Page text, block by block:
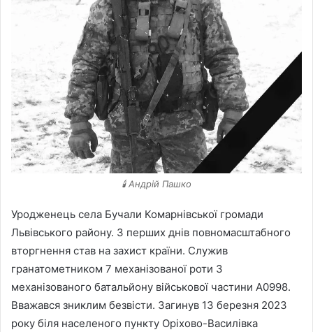
🕯️ Андрій Пашко
Уродженець села Бучали Комарнівської громади
Львівського району. З перших днів повномасштабного
вторгнення став на захист країни. Служив
гранатометником 7 механізованої роти 3
механізованого батальйону військової частини А0998.
Вважався зниклим безвісти. Загинув 13 березня 2023
року біля населеного пункту Оріхово-Василівка